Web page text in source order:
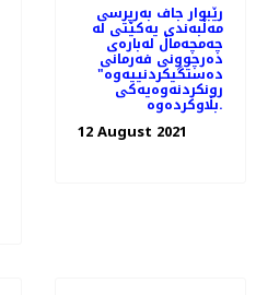
رێبوار جاف به‌رپرسی
مه‌ڵبه‌ندی یه‌كێتی له‌
چه‌مچه‌ماڵ له‌باره‌ی
ده‌رچوونی فه‌رمانی
ده‌ستگیكردنییه‌وه‌"
رونكردنه‌وه‌یه‌كی
بڵاوكرده‌وه‌.
12 August 2021